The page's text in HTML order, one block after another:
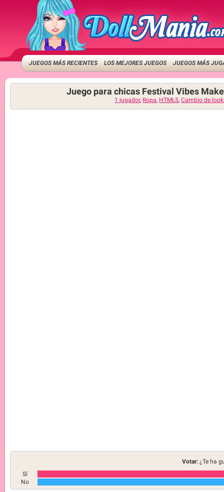
JUEGOS MÁS RECIENTES LOS MEJORES JUEGOS JUEGOS MÁS
Juego para chicas Festival Vibes
1 jugador, Ropa, HTML5,Cambio de
Votar: ¿Te ha
Sí
No